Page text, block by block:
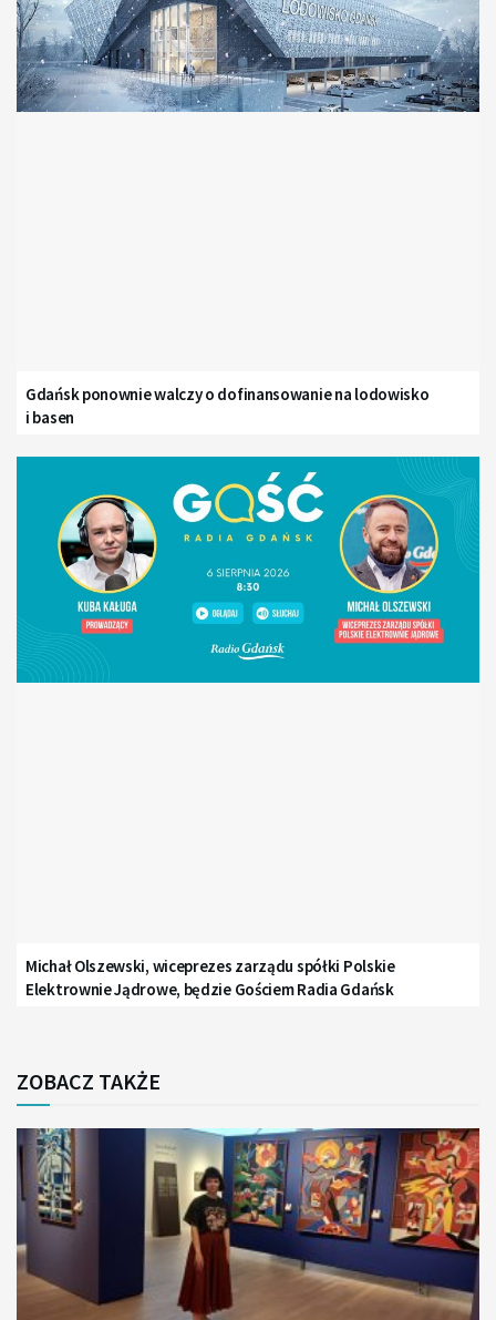
Gdańsk ponownie walczy o dofinansowanie na lodowisko
i basen
Michał Olszewski, wiceprezes zarządu spółki Polskie
Elektrownie Jądrowe, będzie Gościem Radia Gdańsk
ZOBACZ TAKŻE